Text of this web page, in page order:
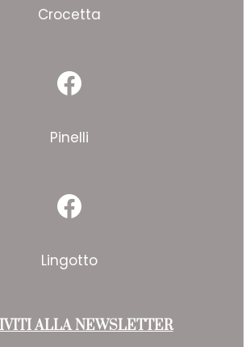
Crocetta
Facebook
Pinelli
Facebook
Lingotto
ALLA NEWSLETTER